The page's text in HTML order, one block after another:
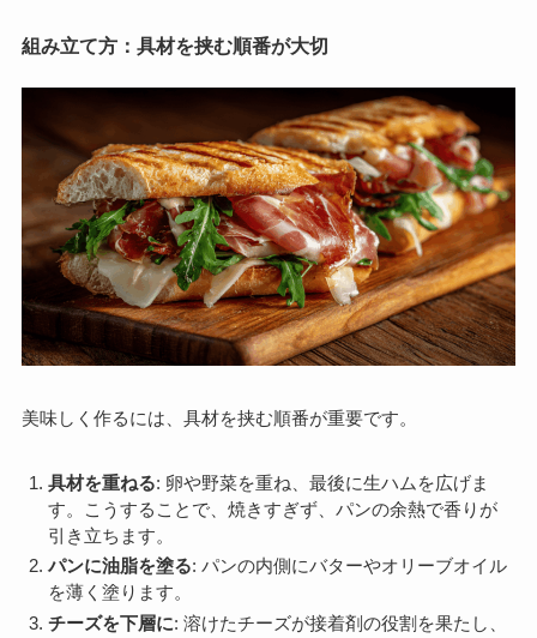
組み立て方：具材を挟む順番が大切
美味しく作るには、具材を挟む順番が重要です。
具材を重ねる: 卵や野菜を重ね、最後に生ハムを広げま
す。こうすることで、焼きすぎず、パンの余熱で香りが
引き立ちます。
パンに油脂を塗る: パンの内側にバターやオリーブオイル
を薄く塗ります。
チーズを下層に: 溶けたチーズが接着剤の役割を果たし、